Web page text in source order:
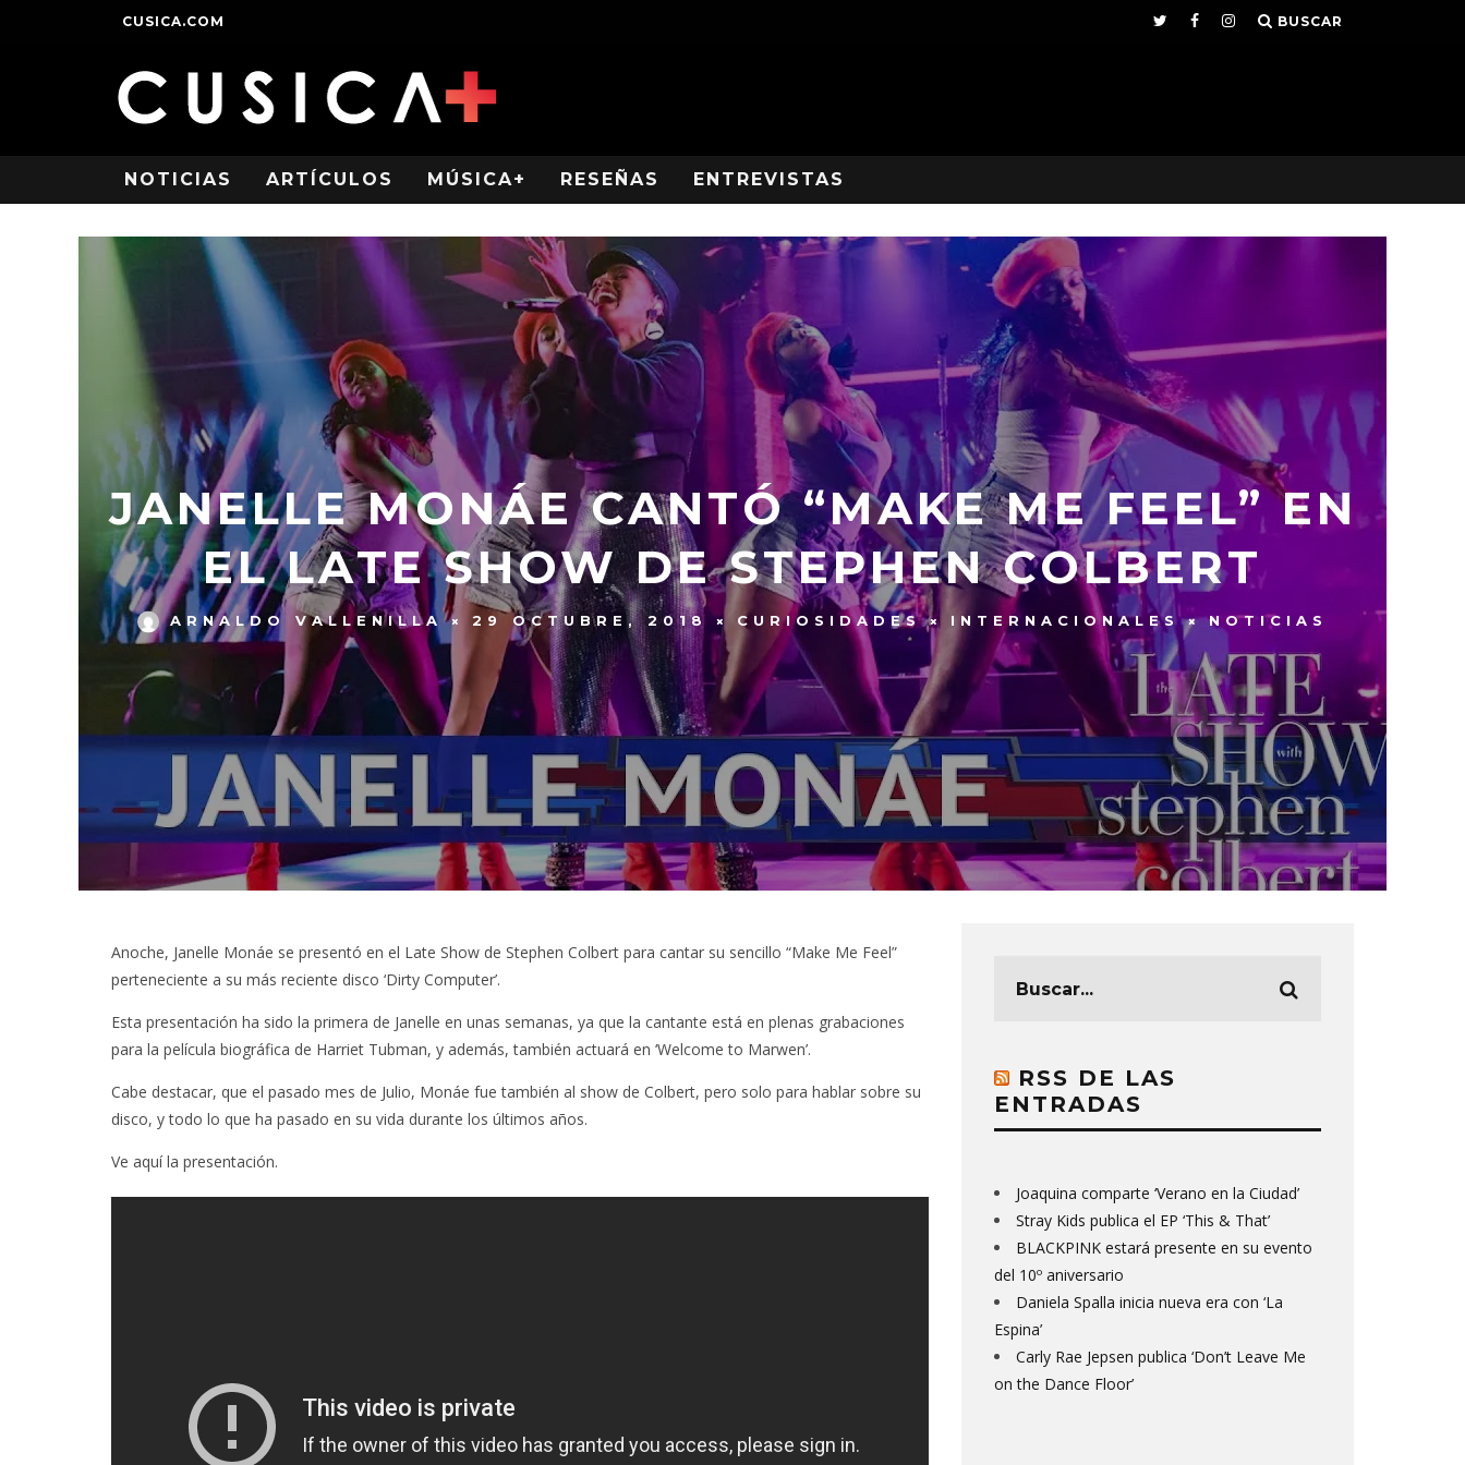
CUSICA.COM BUSCAR
NOTICIAS ARTÍCULOS MÚSICA+ RESEÑAS ENTREVISTAS
JANELLE MONÁE CANTÓ “MAKE ME FEEL” EN
EL LATE SHOW DE STEPHEN COLBERT
ARNALDO VALLENILLA 29 OCTUBRE, 2018 CURIOSIDADES INTERNACIONALES NOTICIAS
Anoche, Janelle Monáe se presentó en el Late Show de Stephen Colbert para cantar su sencillo “Make Me Feel”
perteneciente a su más reciente disco ‘Dirty Computer’.
Esta presentación ha sido la primera de Janelle en unas semanas, ya que la cantante está en plenas grabaciones
para la película biográfica de Harriet Tubman, y además, también actuará en ‘Welcome to Marwen’.
Cabe destacar, que el pasado mes de Julio, Monáe fue también al show de Colbert, pero solo para hablar sobre su
disco, y todo lo que ha pasado en su vida durante los últimos años.
Ve aquí la presentación.
RSS DE LAS
ENTRADAS
Joaquina comparte ‘Verano en la Ciudad’
Stray Kids publica el EP ‘This & That’
BLACKPINK estará presente en su evento
del 10º aniversario
Daniela Spalla inicia nueva era con ‘La
Espina’
Carly Rae Jepsen publica ‘Don’t Leave Me
on the Dance Floor’